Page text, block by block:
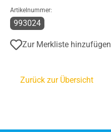
Artikelnummer:
993024
Zur Merkliste hinzufügen
Zurück zur Übersicht